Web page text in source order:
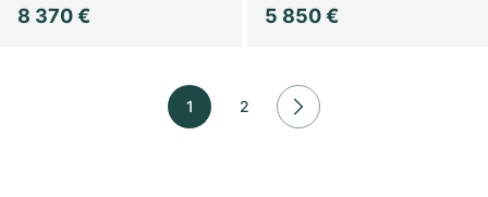
8 370 € 5 850 €
1 2